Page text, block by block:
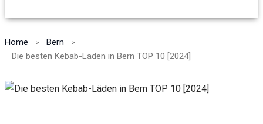
Home
Bern
Die besten Kebab-Läden in Bern TOP 10 [2024]